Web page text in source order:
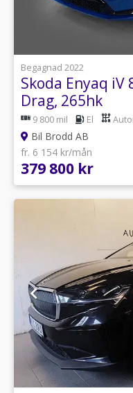
Begagnad 2022
Skoda Enyaq iV
Drag, 265hk
9 800 mil El
Bil Brodd AB
fr. 6 154 kr/mån
379 800 kr